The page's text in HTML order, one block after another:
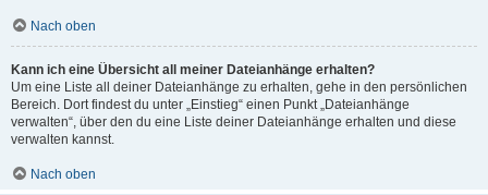
Nach oben
Kann ich eine Übersicht all meiner Dateianhänge erhalten?
Um eine Liste all deiner Dateianhänge zu erhalten, gehe in den persönlichen
Bereich. Dort findest du unter „Einstieg“ einen Punkt „Dateianhänge
verwalten“, über den du eine Liste deiner Dateianhänge erhalten und diese
verwalten kannst.
Nach oben